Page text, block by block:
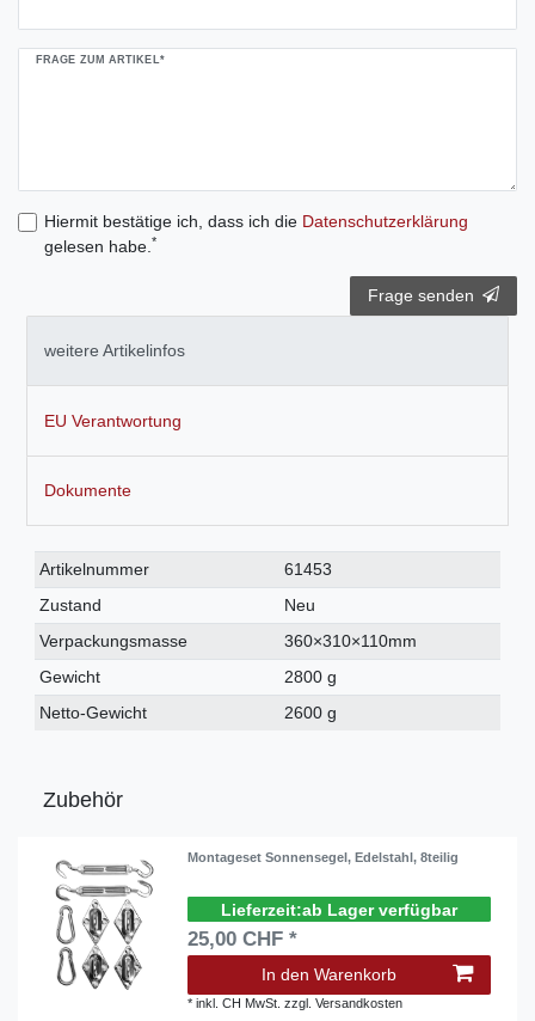
FRAGE ZUM ARTIKEL*
Hiermit bestätige ich, dass ich die Daten­schutz­erklärung
gelesen habe. *
Frage senden
weitere Artikelinfos
EU Verantwortung
Dokumente
Technisches
Merkmal
Wert
Artikelnummer
61453
Zustand
Neu
Verpackungsmasse
360×310×110mm
Gewicht
2800 g
Netto-Gewicht
2600 g
Zubehör
Montageset Sonnensegel, Edelstahl, 8teilig
ab Lager verfügbar
25,00 CHF *
In den Warenkorb
*inkl. CH MwSt. zzgl.Versandkosten